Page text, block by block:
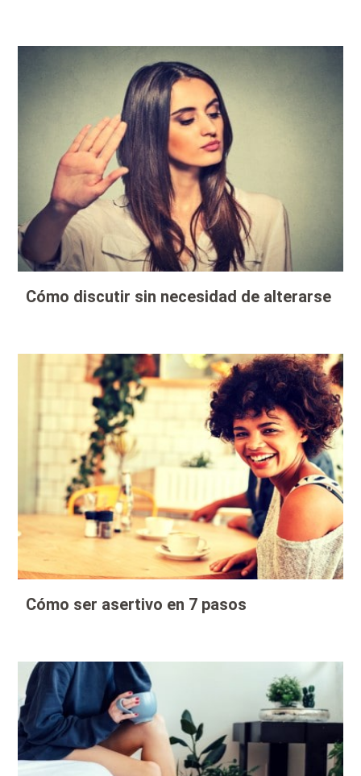
Cómo discutir sin necesidad de alterarse
Cómo ser asertivo en 7 pasos